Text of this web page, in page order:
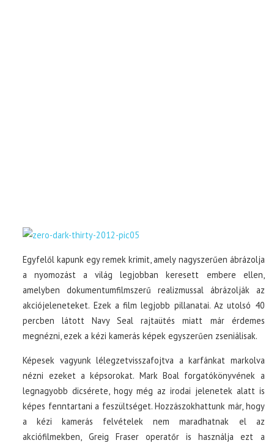
Egyfelől kapunk egy remek krimit, amely nagyszerűen ábrázolja
a nyomozást a világ legjobban keresett embere ellen,
amelyben dokumentumfilmszerű realizmussal ábrázolják az
akciójeleneteket. Ezek a film legjobb pillanatai. Az utolsó 40
percben látott Navy Seal rajtaütés miatt már érdemes
megnézni, ezek a kézi kamerás képek egyszerűen zseniálisak.
Képesek vagyunk lélegzetvisszafojtva a karfánkat markolva
nézni ezeket a képsorokat. Mark Boal forgatókönyvének a
legnagyobb dicsérete, hogy még az irodai jelenetek alatt is
képes fenntartani a feszültséget. Hozzászokhattunk már, hogy
a kézi kamerás felvételek nem maradhatnak el az
akciófilmekben, Greig Fraser operatőr is használja ezt a